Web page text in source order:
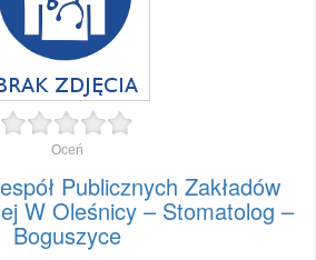
Oceń
Publicznych Zakładów
W Oleśnicy – Stomatolog –
Boguszyce